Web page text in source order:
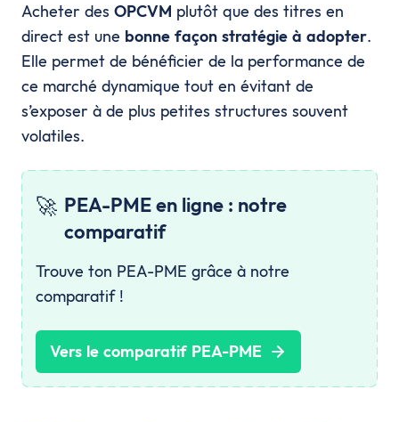
Acheter des OPCVM plutôt que des titres en
direct est une bonne façon stratégie à adopter.
Elle permet de bénéficier de la performance de
ce marché dynamique tout en évitant de
s’exposer à de plus petites structures souvent
volatiles.
🚀 PEA-PME en ligne : notre
comparatif
Trouve ton PEA-PME grâce à notre
comparatif !
Vers le comparatif PEA-PME